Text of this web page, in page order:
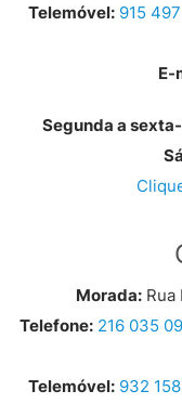
Telemóvel: 915
E-
Segunda a
Morada:
Telefone: 216 035
Telemóvel: 932